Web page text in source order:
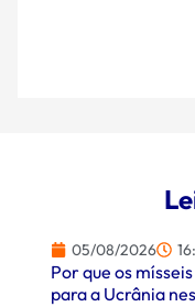
05/08/2026
Por que os
para a Ucrânia